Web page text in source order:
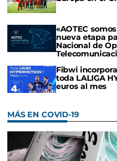
«AOTEC
nueva etapa
Nacional de
Fibwi
toda LALIGA
euros al mes
MÁS EN COVID-19